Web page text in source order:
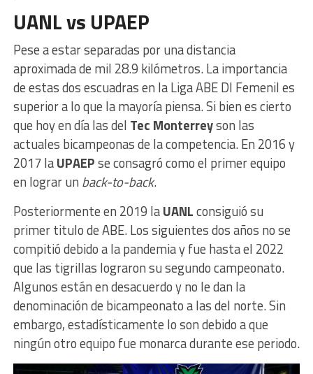
UANL vs UPAEP
Pese a estar separadas por una distancia
aproximada de mil 28.9 kilómetros. La importancia
de estas dos escuadras en la Liga ABE DI Femenil es
superior a lo que la mayoría piensa. Si bien es cierto
que hoy en día las del Tec Monterreyson las
actuales bicampeonas de la competencia. En 2016 y
2017 laUPAEPse consagró como el primer equipo
en lograr un back-to-back.
Posteriormente en 2019 laUANLconsiguió su
primer titulo de ABE. Los siguientes dos años no se
compitió debido a la pandemia y fue hasta el 2022
que las tigrillas lograron su segundo campeonato.
Algunos están en desacuerdo y no le dan la
denominación de bicampeonato a las del norte. Sin
embargo, estadísticamente lo son debido a que
ningún otro equipo fue monarca durante ese periodo.